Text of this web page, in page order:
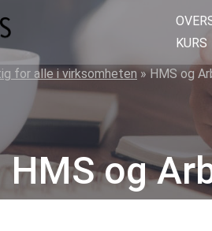
kurs
på
for
ledere
og
verneombud
KURS
for alle i virksomheten »HMS og
HMS og